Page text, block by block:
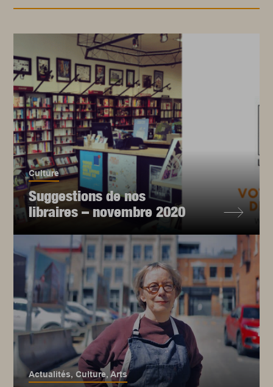
Culture
Suggestions de nos
libraires – novembre 2020
Actualités,Culture,Arts